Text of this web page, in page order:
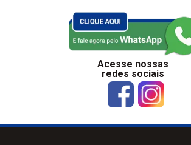
Acesse nossas
redes sociais